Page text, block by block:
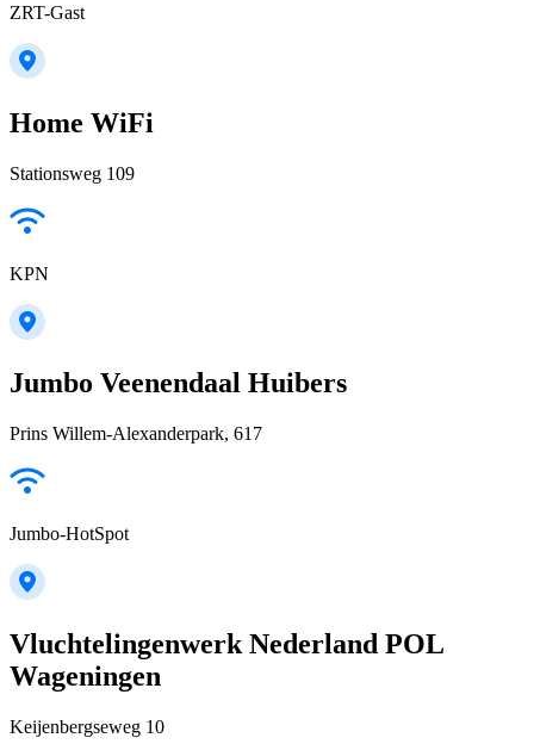
ZRT-Gast
Home WiFi
Stationsweg 109
KPN
Jumbo Veenendaal Huibers
Prins Willem-Alexanderpark, 617
Jumbo-HotSpot
Vluchtelingenwerk Nederland POL
Wageningen
Keijenbergseweg 10